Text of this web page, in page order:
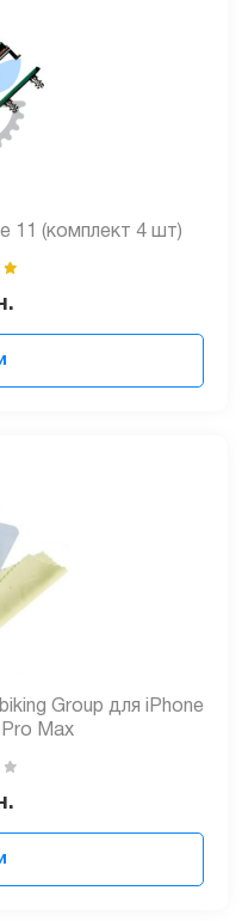
11 (комплект 4 шт)
Group для iPhone
Pro Max